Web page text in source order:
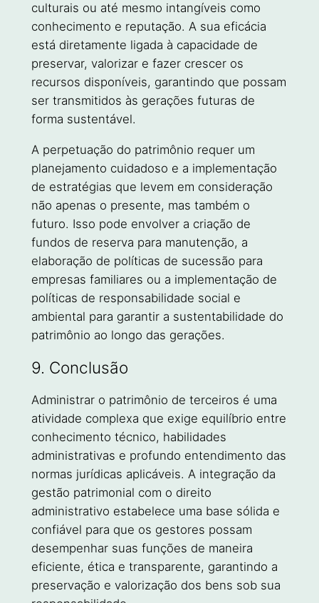
culturais ou até mesmo intangíveis como
conhecimento e reputação. A sua eficácia
está diretamente ligada à capacidade de
preservar, valorizar e fazer crescer os
recursos disponíveis, garantindo que possam
ser transmitidos às gerações futuras de
forma sustentável.
A perpetuação do patrimônio requer um
planejamento cuidadoso e a implementação
de estratégias que levem em consideração
não apenas o presente, mas também o
futuro. Isso pode envolver a criação de
fundos de reserva para manutenção, a
elaboração de políticas de sucessão para
empresas familiares ou a implementação de
políticas de responsabilidade social e
ambiental para garantir a sustentabilidade do
patrimônio ao longo das gerações.
9. Conclusão
Administrar o patrimônio de terceiros é uma
atividade complexa que exige equilíbrio entre
conhecimento técnico, habilidades
administrativas e profundo entendimento das
normas jurídicas aplicáveis. A integração da
gestão patrimonial com o direito
administrativo estabelece uma base sólida e
confiável para que os gestores possam
desempenhar suas funções de maneira
eficiente, ética e transparente, garantindo a
preservação e valorização dos bens sob sua